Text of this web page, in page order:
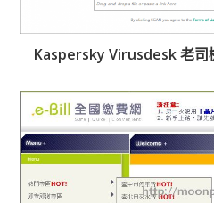
Kaspersky Virusdesk 老司